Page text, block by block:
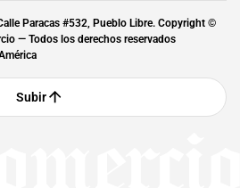
Paracas #532, Pueblo Libre. Copyright ©
— Todos los derechos reservados
Subir